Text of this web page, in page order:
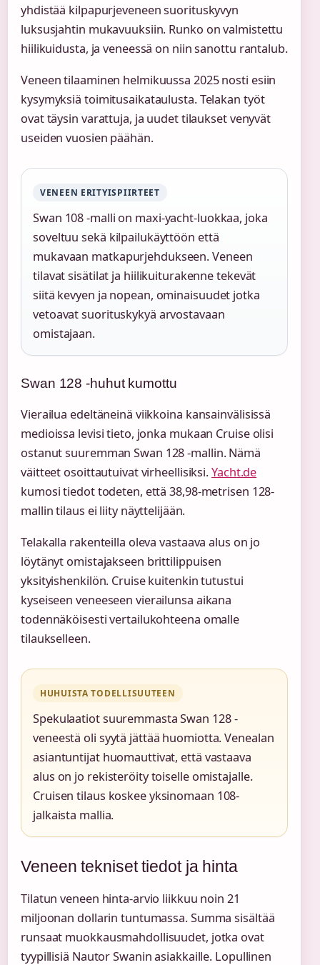
yhdistää kilpapurjeveneen suorituskyvyn
luksusjahtin mukavuuksiin. Runko on valmistettu
hiilikuidusta, ja veneessä on niin sanottu rantalub.
Veneen tilaaminen helmikuussa 2025 nosti esiin
kysymyksiä toimitusaikataulusta. Telakan työt
ovat täysin varattuja, ja uudet tilaukset venyvät
useiden vuosien päähän.
VENEEN ERITYISPIIRTEET
Swan 108 -malli on maxi-yacht-luokkaa, joka
soveltuu sekä kilpailukäyttöön että
mukavaan matkapurjehdukseen. Veneen
tilavat sisätilat ja hiilikuiturakenne tekevät
siitä kevyen ja nopean, ominaisuudet jotka
vetoavat suorituskykyä arvostavaan
omistajaan.
Swan 128 -huhut kumottu
Vierailua edeltäneinä viikkoina kansainvälisissä
medioissa levisi tieto, jonka mukaan Cruise olisi
ostanut suuremman Swan 128 -mallin. Nämä
väitteet osoittautuivat virheellisiksi.Yacht.de
kumosi tiedot todeten, että 38,98-metrisen 128-
mallin tilaus ei liity näyttelijään.
Telakalla rakenteilla oleva vastaava alus on jo
löytänyt omistajakseen brittilippuisen
yksityishenkilön. Cruise kuitenkin tutustui
kyseiseen veneeseen vierailunsa aikana
todennäköisesti vertailukohteena omalle
tilaukselleen.
HUHUISTA TODELLISUUTEEN
Spekulaatiot suuremmasta Swan 128 -
veneestä oli syytä jättää huomiotta. Venealan
asiantuntijat huomauttivat, että vastaava
alus on jo rekisteröity toiselle omistajalle.
Cruisen tilaus koskee yksinomaan 108-
jalkaista mallia.
Veneen tekniset tiedot ja hinta
Tilatun veneen hinta-arvio liikkuu noin 21
miljoonan dollarin tuntumassa. Summa sisältää
runsaat muokkausmahdollisuudet, jotka ovat
tyypillisiä Nautor Swanin asiakkaille. Lopullinen